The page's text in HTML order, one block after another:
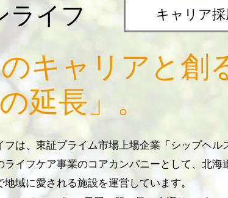
ライフ キャリア採
キャリアと創
延長」。
フは、東証プライム市場上場企業「シップヘル
ライフケア事業のコアカンパニーとして、北海
地域に愛される施設を運営しています。